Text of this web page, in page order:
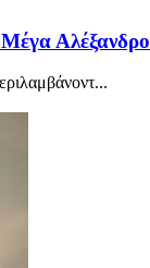
Μέγα Αλέξανδρο